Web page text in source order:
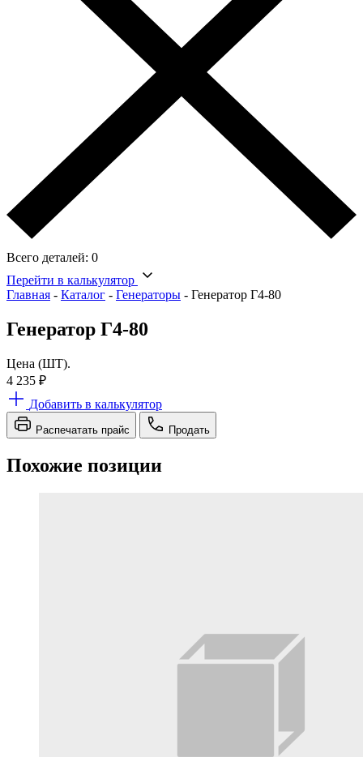
Всего деталей: 0
Перейти в калькулятор
Главная - Каталог - Генераторы - Генератор Г4-80
Генератор Г4-80
Цена (ШТ).
4 235 ₽
Добавить в калькулятор
Распечатать прайс Продать
Похожие позиции